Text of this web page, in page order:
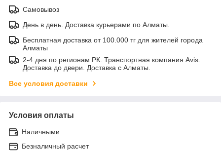
Самовывоз
День в день. Доставка курьерами по Алматы.
Бесплатная доставка от 100.000 тг для жителей города
Алматы
2-4 дня по регионам РК. Транспортная компания Avis.
Доставка до двери. Доставка с Алматы.
Все условия доставки
Условия оплаты
Наличными
Безналичный расчет